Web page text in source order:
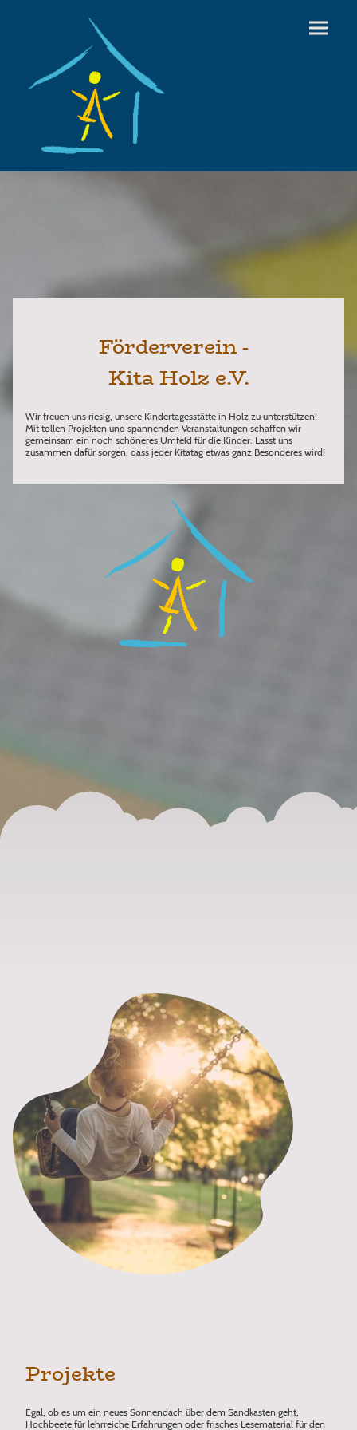
Förderverein -
Kita Holz e.V.
Wir freuen uns riesig, unsere Kindertagesstätte in Holz zu unterstützen!
Mit tollen Projekten und spannenden Veranstaltungen schaffen wir
gemeinsam ein noch schöneres Umfeld für die Kinder. Lasst uns
zusammen dafür sorgen, dass jeder Kitatag etwas ganz Besonderes wird!
Projekte
Egal, ob es um ein neues Sonnendach über dem Sandkasten geht,
Hochbeete für lehrreiche Erfahrungen oder frisches Lesematerial für den